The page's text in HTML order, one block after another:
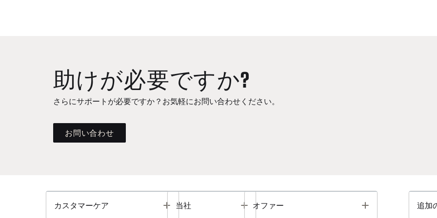
助けが必要ですか?
さらにサポートが必要ですか？お気軽にお問い合わせください。
お問い合わせ
カスタマーケア Toggle
当社 Toggle
オファー Toggle 追加